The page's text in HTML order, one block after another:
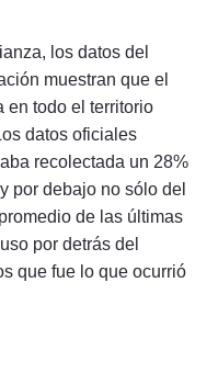
los datos del
muestran que el
en todo el territorio
datos oficiales
recolectada un 28%
por debajo no sólo del
de las últimas
por detrás del
que fue lo que ocurrió